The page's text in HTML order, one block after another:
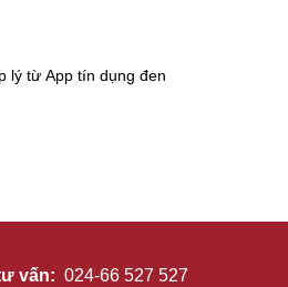
lý từ App tín dụng đen
vấn: 024-66 527 527